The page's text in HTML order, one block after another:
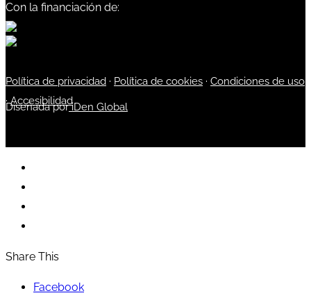
Con la financiación de:
Política de privacidad · Política de cookies · Condiciones de uso
·Accesibilidad
Diseñada poriDen Global
Share This
Facebook